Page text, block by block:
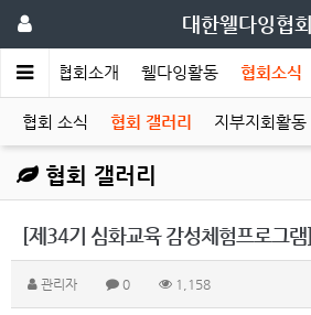
대한웰다잉협회
메인 협회소개 웰다잉활동 협회소식
협회 소식 협회 갤러리 지부지회활동
협회 갤러리
[제34기 심화교육 감성체험프로그램]
관리자 0 1,158